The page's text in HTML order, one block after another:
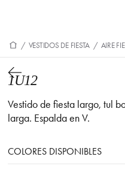
/ VESTIDOS DE FIESTA / AIRE
1U12
Vestido de fiesta largo, tul
larga. Espalda en V.
COLORES DISPONIBLES